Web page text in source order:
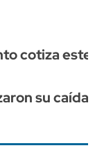
cotiza
su